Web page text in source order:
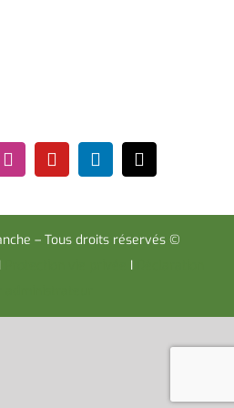
– Tous droits réservés ©
I I